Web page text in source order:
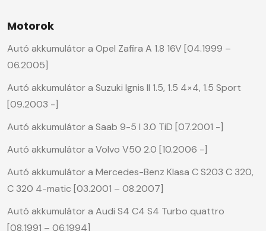
Motorok
Autó akkumulátor a Opel Zafira A 1.8 16V [04.1999 –
06.2005]
Autó akkumulátor a Suzuki Ignis II 1.5, 1.5 4×4, 1.5 Sport
[09.2003 -]
Autó akkumulátor a Saab 9-5 I 3.0 TiD [07.2001 -]
Autó akkumulátor a Volvo V50 2.0 [10.2006 -]
Autó akkumulátor a Mercedes-Benz Klasa C S203 C 320,
C 320 4-matic [03.2001 – 08.2007]
Autó akkumulátor a Audi S4 C4 S4 Turbo quattro
[08.1991 – 06.1994]